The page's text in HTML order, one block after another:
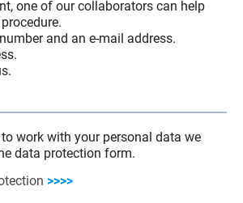
one of our collaborators can help
and an e-mail address.
work with your personal data we
data protection form.
>>>>